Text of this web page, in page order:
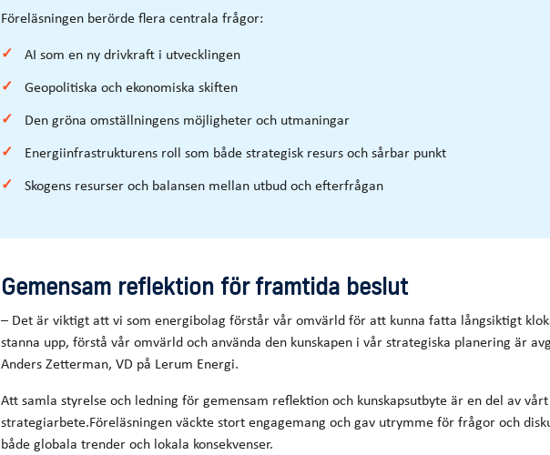
Föreläsningen berörde flera centrala frågor:
AI som en ny drivkraft i utvecklingen
Geopolitiska och ekonomiska skiften
Den gröna omställningens möjligheter och utmaningar
Energiinfrastrukturens roll som både strategisk resurs och sårbar punkt
Skogens resurser och balansen mellan utbud och efterfrågan
Gemensam reflektion för framtida beslut
– Det är viktigt att vi som energibolag förstår vår omvärld för att kunna fatta långsiktigt
stanna upp, förstå vår omvärld och använda den kunskapen i vår strategiska planering är
Anders Zetterman, VD på Lerum Energi.
Att samla styrelse och ledning för gemensam reflektion och kunskapsutbyte är en del av
strategiarbete.Föreläsningen väckte stort engagemang och gav utrymme för frågor och
både globala trender och lokala konsekvenser.